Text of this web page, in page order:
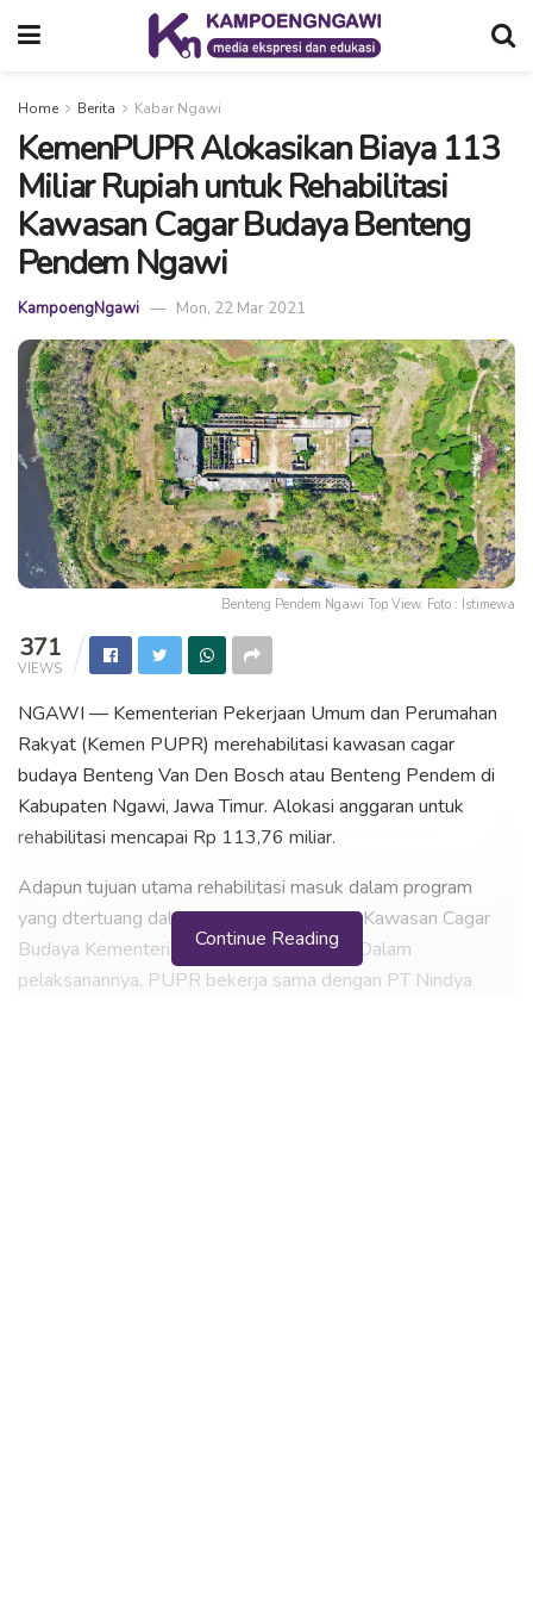
Home Berita Kabar Ngawi
KemenPUPR Alokasikan Biaya 113
Miliar Rupiah untuk Rehabilitasi
Kawasan Cagar Budaya Benteng
Pendem Ngawi
KampoengNgawi Mon, 22 Mar 2021
Benteng Pendem Ngawi Top View. Foto : Istimewa
371
VIEWS
NGAWI — Kementerian Pekerjaan Umum dan Perumahan
Rakyat (Kemen PUPR) merehabilitasi kawasan cagar
budaya Benteng Van Den Bosch atau Benteng Pendem di
Kabupaten Ngawi, Jawa Timur. Alokasi anggaran untuk
rehabilitasi mencapai Rp 113,76 miliar.
Adapun tujuan utama rehabilitasi masuk dalam program
yang dtertuang dalam Kegiatan Penataan Kawasan Cagar
Budaya Kementerian PUPR tahun 2020. Dalam
pelaksanannya, PUPR bekerja sama dengan PT Nindya
Continue Reading